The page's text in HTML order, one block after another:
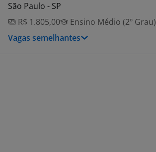
São Paulo - SP
R$ 1.805,00
Ensino Médio (2º Grau)
Vagas semelhantes